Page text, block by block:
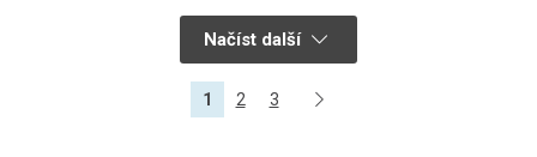
Načíst další
1 2 3